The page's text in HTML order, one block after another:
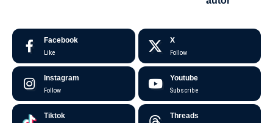
Facebook
Like
X
Follow
Instagram
Follow
Youtube
Subscribe
Tiktok Threads